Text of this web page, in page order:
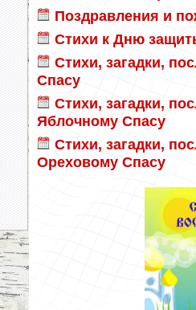
Поздравления и
Стихи к Дню
Стихи, загадки,
Спасу
Стихи, загадки,
Яблочному Спасу
Стихи, загадки,
Ореховому Спасу